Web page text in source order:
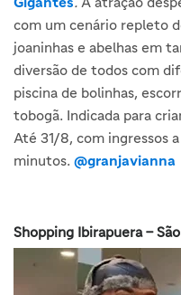
com um cenário repleto
joaninhas e abelhas em
diversão de todos com
piscina de bolinhas,
tobogã. Indicada para
Até 31/8, com ingressos
minutos. @granjavianna
Shopping Ibirapuera –